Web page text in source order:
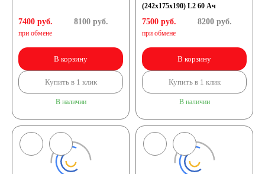
7400 руб.
при обмене
8100руб.
В корзину
Купить в 1 клик
В наличии
(242x175x190) L2 60 Ач
7500 руб.
при обмене
8200руб.
В корзину
Купить в 1 клик
В наличии